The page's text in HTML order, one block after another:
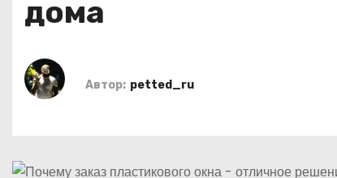
дома
Автор: petted_ru